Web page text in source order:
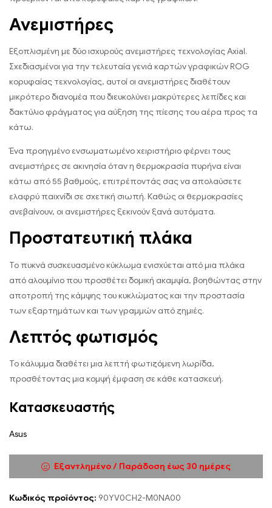
Ανεμιστήρες
Εξοπλισμένη με δύο ισχυρούς ανεμιστήρες τεχνολογίας Axial.
Σχεδιασμένοι για την τελευταία γενιά καρτών γραφικών ROG
κορυφαίας τεχνολογίας, αυτοί οι ανεμιστήρες διαθέτουν
μικρότερο διανομέα που διευκολύνει μακρύτερες λεπίδες και
δακτύλιο φράγματος για αύξηση της πίεσης του αέρα προς τα
κάτω.
Ένα προηγμένο ενσωματωμένο χειριστήριο φέρνει τους
ανεμιστήρες σε ακινησία όταν η θερμοκρασία πυρήνα είναι
κάτω από 55 βαθμούς, επιτρέποντάς σας να απολαύσετε
ελαφρύ παιχνίδι σε σχετική σιωπή. Καθώς οι θερμοκρασίες
ανεβαίνουν, οι ανεμιστήρες ξεκινούν ξανά αυτόματα.
Προστατευτική πλάκα
Το πυκνά συσκευασμένο κύκλωμα ενισχύεται από μια πλάκα
από αλουμίνιο που προσθέτει δομική ακαμψία, βοηθώντας στην
αποτροπή της κάμψης του κυκλώματος και την προστασία
των εξαρτημάτων και των γραμμών από ζημιές.
Λεπτός φωτισμός
Το κάλυμμα διαθέτει μια λεπτή φωτιζόμενη λωρίδα,
προσθέτοντας μια κομψή έμφαση σε κάθε κατασκευή.
Κατασκευαστής
Asus
Εξαντλημένο / Παράδοση έως 30 ημέρες
Κωδικός προϊόντος: 90YV0CH2-M0NA00